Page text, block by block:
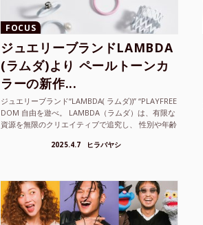
ジュエリーブランドLAMBDA
(ラムダ)より ペールトーンカ
ラーの新作...
ジュエリーブランド“LAMBDA( ラムダ))” “PLAYFREE
DOM 自由を遊べ。 LAMBDA（ラムダ）は、有限な
資源を無限のクリエイティブで追究し、 性別や年齢
の枠を超えボーダレスなジュエリ...
2025.4.7 ヒラバヤシ